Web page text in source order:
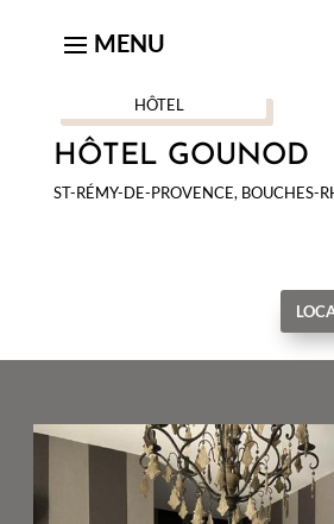
HÔTEL
HÔTEL GOUNOD
ST-RÉMY-DE-PROVENCE, BOUCHES-